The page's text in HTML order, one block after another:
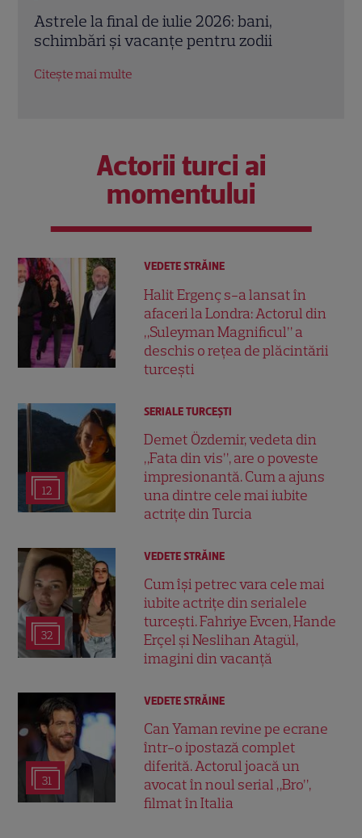
Cristina Demetrescu, horoscop: Zodia
care începe un nou capitol după Luna
Actorii turci ai
momentului
VEDETE STRĂINE
Halit Ergenç s-a lansat în
afaceri la Londra: Actorul din
„Suleyman Magnificul” a
deschis o rețea de plăcintării
turcești
12
SERIALE TURCEŞTI
Demet Özdemir, vedeta din
„Fata din vis”, are o poveste
impresionantă. Cum a ajuns
una dintre cele mai iubite
actrițe din Turcia
32
VEDETE STRĂINE
Cum își petrec vara cele mai
iubite actrițe din serialele
turcești. Fahriye Evcen, Hande
Erçel și Neslihan Atagül,
imagini din vacanță
31
VEDETE STRĂINE
Can Yaman revine pe ecrane
într-o ipostază complet
diferită. Actorul joacă un
avocat în noul serial „Bro”,
filmat în Italia